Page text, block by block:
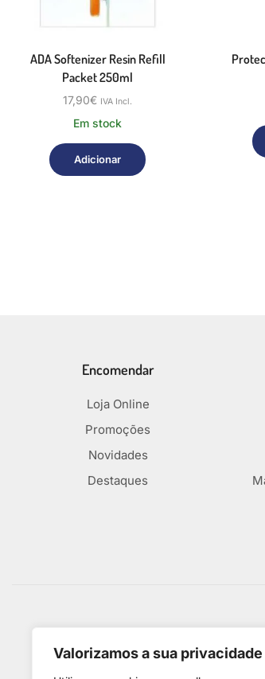
Valorizamos a sua privacidade
ADA Softenizer Resin Refill
Packet 250ml
17,90€ IVA Incl.
Em stock
Adicionar
Encomendar
Loja Online
Promoções
Novidades
Destaques